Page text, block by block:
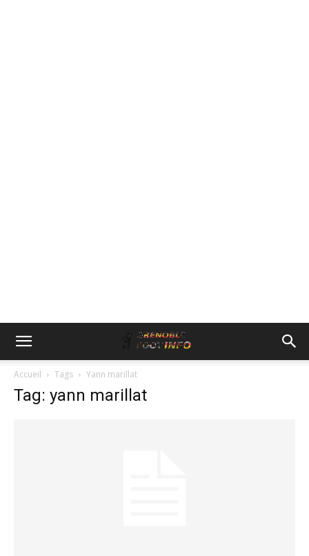
Accueil Tags Yann marillat
Tag: yann marillat